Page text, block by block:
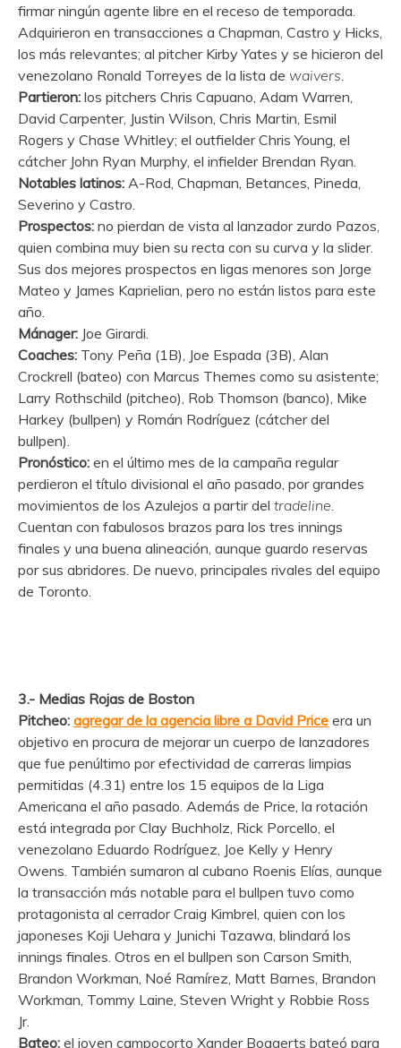
firmar ningún agente libre en el receso de temporada.
Adquirieron en transacciones a Chapman, Castro y Hicks,
los más relevantes; al pitcher Kirby Yates y se hicieron del
venezolano Ronald Torreyes de la lista de waivers
Partieron: los pitchers Chris Capuano, Adam Warren,
David Carpenter, Justin Wilson, Chris Martin, Esmil
Rogers y Chase Whitley; el outfielder Chris Young, el
cátcher John Ryan Murphy, el infielder Brendan Ryan.
Notables latinos: A-Rod, Chapman, Betances, Pineda,
Severino y Castro.
Prospectos: no pierdan de vista al lanzador zurdo Pazos,
quien combina muy bien su recta con su curva y la slider.
Sus dos mejores prospectos en ligas menores son Jorge
Mateo y James Kaprielian, pero no están listos para este
año.
Mánager: Joe Girardi.
Coaches: Tony Peña (1B), Joe Espada (3B), Alan
Crockrell (bateo) con Marcus Themes como su asistente;
Larry Rothschild (pitcheo), Rob Thomson (banco), Mike
Harkey (bullpen) y Román Rodríguez (cátcher del
bullpen).
Pronóstico: en el último mes de la campaña regular
perdieron el título divisional el año pasado, por grandes
movimientos de los Azulejos a partir del tradeline
Cuentan con fabulosos brazos para los tres innings
finales y una buena alineación, aunque guardo reservas
por sus abridores. De nuevo, principales rivales del equipo
de Toronto.
3.- Medias Rojas de Boston
Pitcheo: agregar de la agencia libre a David Price era un
objetivo en procura de mejorar un cuerpo de lanzadores
que fue penúltimo por efectividad de carreras limpias
permitidas (4.31) entre los 15 equipos de la Liga
Americana el año pasado. Además de Price, la rotación
está integrada por Clay Buchholz, Rick Porcello, el
venezolano Eduardo Rodríguez, Joe Kelly y Henry
Owens. También sumaron al cubano Roenis Elías, aunque
la transacción más notable para el bullpen tuvo como
protagonista al cerrador Craig Kimbrel, quien con los
japoneses Koji Uehara y Junichi Tazawa, blindará los
innings finales. Otros en el bullpen son Carson Smith,
Brandon Workman, Noé Ramírez, Matt Barnes, Brandon
Workman, Tommy Laine, Steven Wright y Robbie Ross
Jr.
Bateo: el joven campocorto Xander Bogaerts bateó para